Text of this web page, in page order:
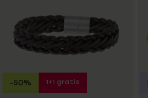
-50% 1+1 gratis